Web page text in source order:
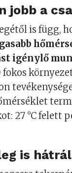
jobb a
is függ,
igénylő
fokos
27 °C felett
is